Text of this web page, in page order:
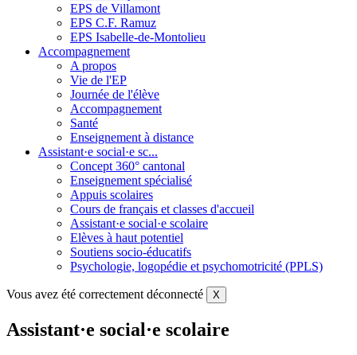
EPS de Villamont
EPS C.F. Ramuz
EPS Isabelle-de-Montolieu
Accompagnement
A propos
Vie de l'EP
Journée de l'élève
Accompagnement
Santé
Enseignement à distance
Assistant·e social·e sc...
Concept 360° cantonal
Enseignement spécialisé
Appuis scolaires
Cours de français et classes d'accueil
Assistant·e social·e scolaire
Elèves à haut potentiel
Soutiens socio-éducatifs
Psychologie, logopédie et psychomotricité (PPLS)
Vous avez été correctement déconnecté X
Assistant·e social·e scolaire